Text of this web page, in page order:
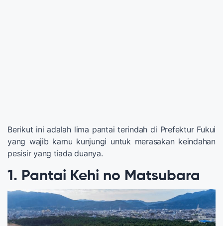
Berikut ini adalah lima pantai terindah di Prefektur Fukui
yang wajib kamu kunjungi untuk merasakan keindahan
pesisir yang tiada duanya.
1. Pantai Kehi no Matsubara